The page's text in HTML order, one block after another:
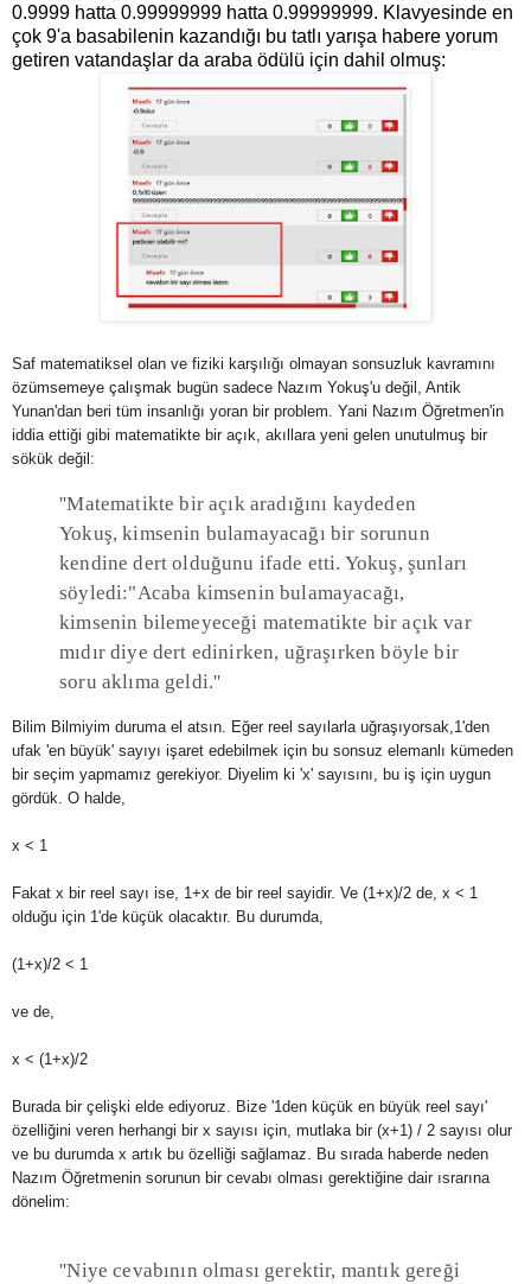
0.9999 hatta 0.99999999 hatta 0.99999999. Klavyesinde en
çok 9'a basabilenin kazandığı bu tatlı yarışa habere yorum
getiren vatandaşlar da araba ödülü için dahil olmuş:
Saf matematiksel olan ve fiziki karşılığı olmayan sonsuzluk kavramını
özümsemeye çalışmak bugün sadece Nazım Yokuş'u değil, Antik
Yunan'dan beri tüm insanlığı yoran bir problem. Yani Nazım Öğretmen'in
iddia ettiği gibi matematikte bir açık, akıllara yeni gelen unutulmuş bir
sökük değil:
''Matematikte bir açık aradığını kaydeden
Yokuş, kimsenin bulamayacağı bir sorunun
kendine dert olduğunu ifade etti. Yokuş, şunları
söyledi:"Acaba kimsenin bulamayacağı,
kimsenin bilemeyeceği matematikte bir açık var
mıdır diye dert edinirken, uğraşırken böyle bir
soru aklıma geldi.''
Bilim Bilmiyim duruma el atsın. Eğer reel sayılarla uğraşıyorsak,1'den
ufak 'en büyük' sayıyı işaret edebilmek için bu sonsuz elemanlı kümeden
bir seçim yapmamız gerekiyor. Diyelim ki 'x' sayısını, bu iş için uygun
gördük. O halde,
x < 1
Fakat x bir reel sayı ise, 1+x de bir reel sayidir. Ve (1+x)/2 de, x < 1
olduğu için 1'de küçük olacaktır. Bu durumda,
(1+x)/2 < 1
ve de,
x < (1+x)/2
Burada bir çelişki elde ediyoruz. Bize '1den küçük en büyük reel sayı'
özelliğini veren herhangi bir x sayısı için, mutlaka bir (x+1) / 2 sayısı olur
ve bu durumda x artık bu özelliği sağlamaz. Bu sırada haberde neden
Nazım Öğretmenin sorunun bir cevabı olması gerektiğine dair ısrarına
dönelim:
''Niye cevabının olması gerektir, mantık gereği